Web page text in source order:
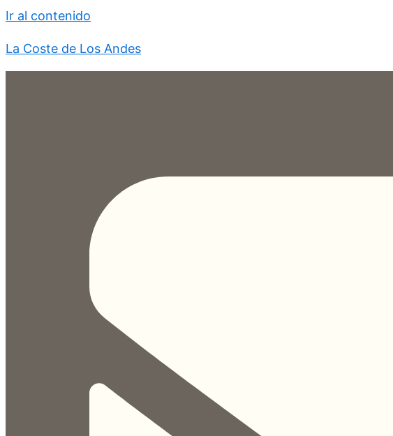
Ir al contenido
La Coste de Los Andes